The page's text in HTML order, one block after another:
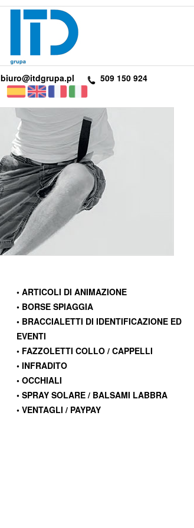
biuro@itdgrupa.pl 509 150 924
• ARTICOLI DI ANIMAZIONE
• BORSE SPIAGGIA
• BRACCIALETTI DI IDENTIFICAZIONE ED
EVENTI
• FAZZOLETTI COLLO / CAPPELLI
• INFRADITO
• OCCHIALI
• SPRAY SOLARE / BALSAMI LABBRA
• VENTAGLI / PAYPAY